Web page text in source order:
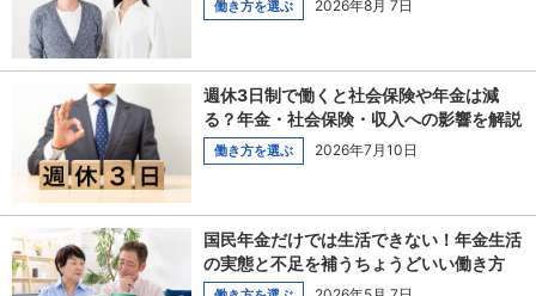
働き方を選ぶ 2026年8月 7日
週休3日制で働くと社会保険や年金は減
る？年金・社会保険・収入への影響を解説
働き方を選ぶ 2026年7月10日
国民年金だけでは生活できない！年金生活
の実態と不足を補うちょうどいい働き方